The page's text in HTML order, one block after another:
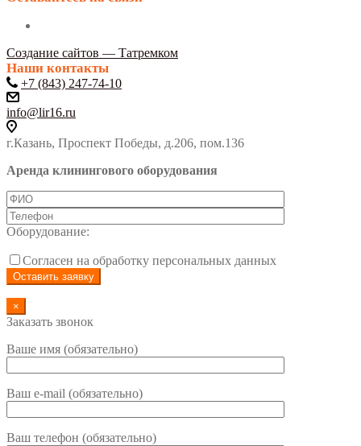
Создание сайтов — Татремком
Наши контакты
+7 (843) 247-74-10
info@lir16.ru
г.Казань, Проспект Победы, д.206, пом.136
Аренда клинингового оборудования
Оборудование:
Согласен на обработку персональных данных
×
Заказать звонок
Ваше имя (обязательно)
Ваш e-mail (обязательно)
Ваш телефон (обязательно)